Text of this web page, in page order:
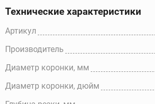
Технические характеристики
Артикул
Производитель
Диаметр коронки, мм
Диаметр коронки, дюйм